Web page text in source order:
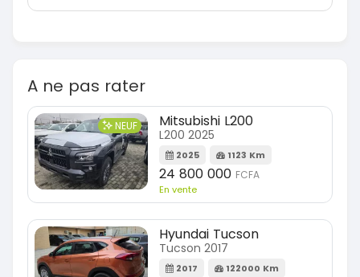
A ne pas rater
NEUF Mitsubishi L200
L200 2025
2025 1123 Km
24 800 000 FCFA
En vente
Hyundai Tucson
Tucson 2017
2017 122000 Km